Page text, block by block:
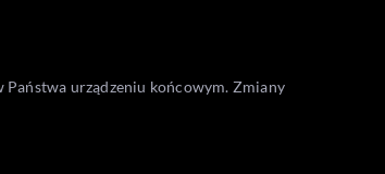
Państwa urządzeniu końcowym. Zmiany